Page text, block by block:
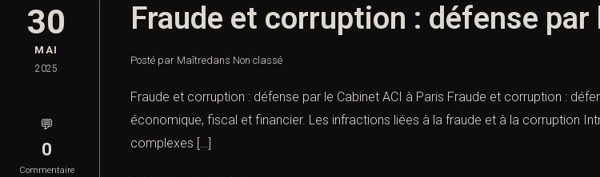
30
MAI
2025
💬
0
Commentaire
Fraude et corruption : défense par
Posté par Maîtredans Non classé
Fraude et corruption : défense par le Cabinet ACI à Paris Fraude et corruption :
économique, fiscal et financier. Les infractions liées à la fraude et à la corruption
complexes […]